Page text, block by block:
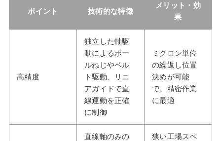
ポイント 技術的な特徴
メリット・効
果
高精度
独立した軸駆
動によるボー
ルねじやベル
ト駆動、リニ
アガイドで直
線運動を正確
に制御
ミクロン単位
の繰返し位置
決めが可能
で、精密作業
に最適
直線軸のみの
狭い工場スペ